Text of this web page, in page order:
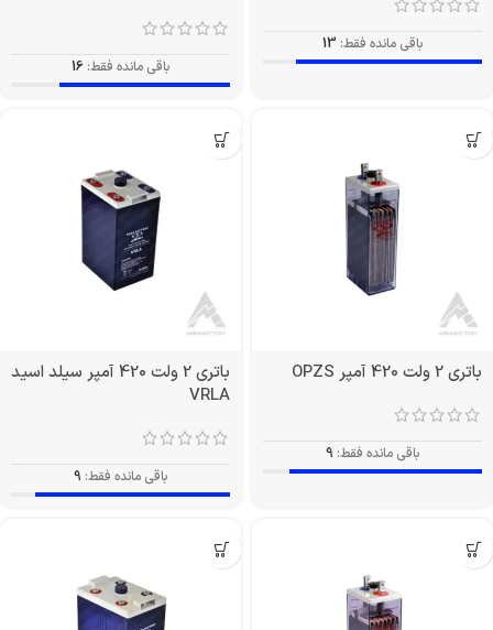
باقی مانده فقط: 13
باقی مانده فقط: 16
باتری 2 ولت 420 آمپر OPZS
باقی مانده فقط: 9
باتری 2 ولت 420 آمپر سیلد اسید
VRLA
باقی مانده فقط: 9